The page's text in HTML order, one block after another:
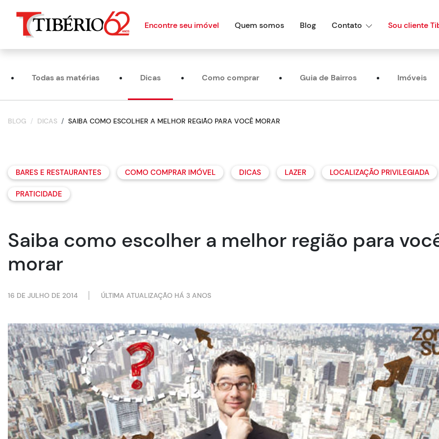
Encontre seu imóvel Quem somos Blog Contato Sou cliente
Todas as matérias Dicas Como comprar Guia de Bairros Imóveis
BLOG DICAS SAIBA COMO ESCOLHER A MELHOR REGIÃO PARA VOCÊ MORAR
BARES E RESTAURANTES COMO COMPRAR IMÓVEL DICAS LAZER LOCALIZAÇÃO PRIVILEGIADA
PRATICIDADE
Saiba como escolher a melhor região para
morar
16 DE JULHO DE 2014 ÚLTIMA ATUALIZAÇÃO HÁ 3 ANOS